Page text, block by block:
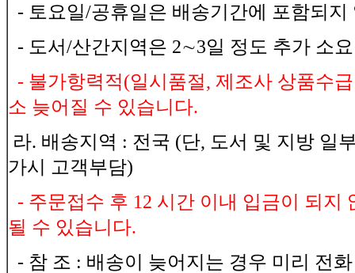
- 토요일/공휴일은 배송기간에 포함되지
- 도서/산간지역은 2∼3일 정도 추가 소
- 불가항력적(일시품절, 제조사 상품수
소 늦어질 수 있습니다.
라. 배송지역 : 전국 (단, 도서 및 지방 일
가시 고객부담)
- 주문접수 후 12 시간 이내 입금이 되지
될 수 있습니다.
- 참 조 : 배송이 늦어지는 경우 미리 전